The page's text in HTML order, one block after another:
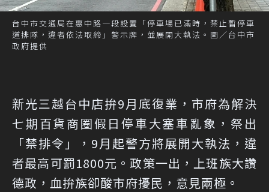
台中市交通局在惠中路一段設置「停車場已滿時，禁止暫停車
道排隊，違者依法取締」警示牌，並展開大執法。圖／台中市
政府提供
新光三越台中店拚9月底復業，市府為解決
七期百貨商圈假日停車大塞車亂象，祭出
「禁排令」，9月起警方將展開大執法，違
者最高可罰1800元。政策一出，上班族大讚
德政，血拚族卻酸市府擾民，意見兩極。